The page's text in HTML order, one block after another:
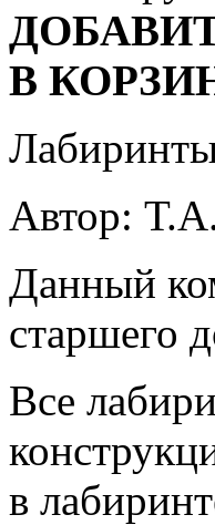
В
Автор:
Данный
старшего
Все
в